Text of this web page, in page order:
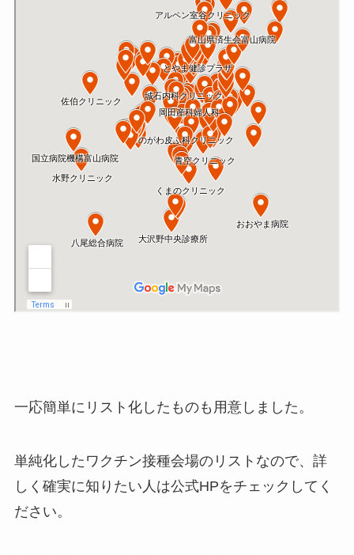
一応簡単にリスト化したものも用意しました。
単純化したワクチン接種会場のリストなので、詳
しく確実に知りたい人は公式HPをチェックしてく
ださい。